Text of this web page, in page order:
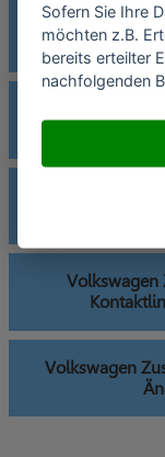
Volkswagen
Volkswagen
Volkswagen
Volkswagen
Sofern Sie Ihre
möchten z.B.
bereits erteilter
nachfolgenden